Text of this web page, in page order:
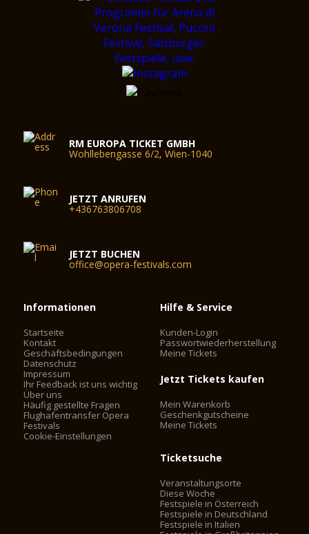
RM EUROPA TICKET GMBH
Wohllebengasse 6/2, Wien-1040
JETZT ANRUFEN
+436763806708
JETZT BUCHEN
office@opera-festivals.com
Informationen
Startseite
Kontakt
Geschäftsbedingungen
Datenschutz
Impressum
Ihr Feedback ist uns wichtig
Über uns
Häufig gestellte Fragen
Flughafentransfer Opera
Festivals
Cookie-Einstellungen
Hilfe & Service
Kunden-Login
Passwortwiederherstellung
Meine Tickets
Jetzt Tickets kaufen
Mein Warenkorb
Geschenkgutscheine
Meine Tickets
Ticketsuche
Veranstaltungsorte
Diese Woche
Festspiele in Österreich
Festspiele in Deutschland
Festspiele in Italien